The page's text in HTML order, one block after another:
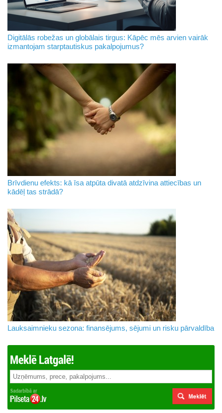
Digitālās robežas un globālais tirgus: Kāpēc mēs arvien vairāk
izmantojam starptautiskus pakalpojumus?
Brīvdienu efekts: kā īsa atpūta divatā atdzīvina attiecības un
kādēļ tas strādā?
Lauksaimnieku sezona: finansējums, sējumi un risku pārvaldība